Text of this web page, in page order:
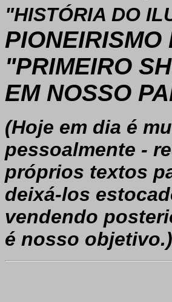
"HISTÓRIA DO
PIONEIRISMO
"PRIMEIRO
EM NOSSO
(Hoje em dia é
pessoalmente -
próprios textos
deixá-los
vendendo
é nosso objetivo.)